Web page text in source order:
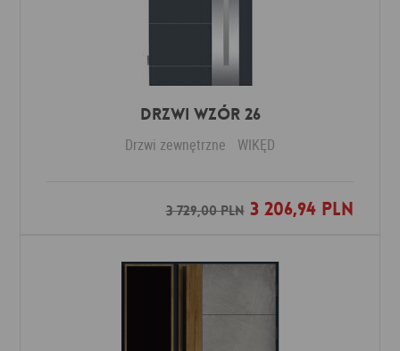
Drzwi Wzór 26
Drzwi zewnętrzne WIKĘD
3 729,00 PLN3 206,94 PLN
Dodaj do ulubionych